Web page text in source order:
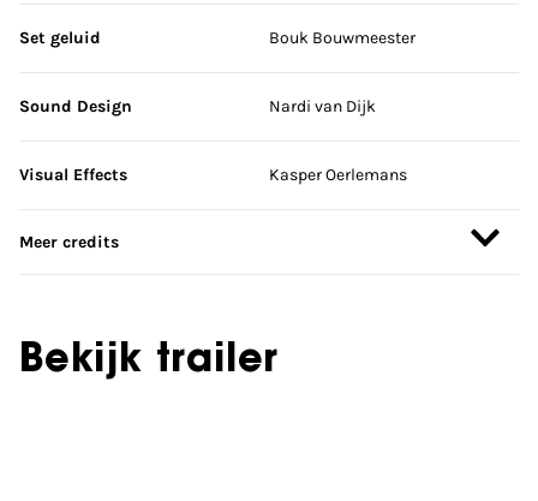
Set geluid Bouk Bouwmeester
Sound Design Nardi van Dijk
Visual Effects Kasper Oerlemans
Meer credits
Bekijk trailer